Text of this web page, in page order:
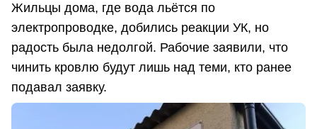
Жильцы дома, где вода льётся по
электропроводке, добились реакции УК, но
радость была недолгой. Рабочие заявили, что
чинить кровлю будут лишь над теми, кто ранее
подавал заявку.